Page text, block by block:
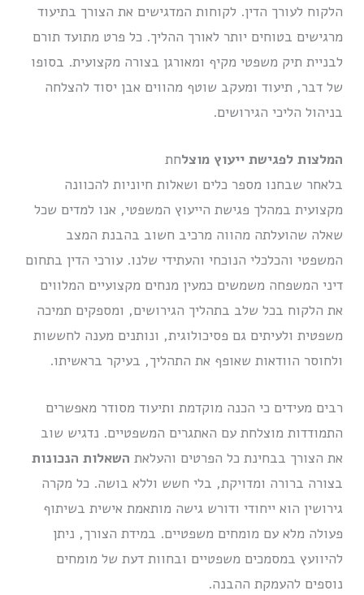
הלקוח לעורך הדין. לקוחות המדגישים את הצורך בתיעוד
מרגישים בטוחים יותר לאורך ההליך. כל פרט מתועד תורם
לבניית תיק משפטי מקיף ומאורגן בצורה מקצועית. בסופו
של דבר, תיעוד ומעקב שוטף מהווים אבן יסוד להצלחה
בניהול הליכי הגירושים.
המלצות לפגישת ייעוץ מוצלחת
בלאחר שבחנו מספר כלים ושאלות חיוניות להכוונה
מקצועית במהלך פגישת הייעוץ המשפטי, אנו למדים שכל
שאלה שהועלתה מהווה מרכיב חשוב בהבנת המצב
המשפטי והכלכלי הנוכחי והעתידי שלנו. עורכי הדין בתחום
דיני המשפחה משמשים כמעין מנחים מקצועיים המלווים
את הלקוח בכל שלב בתהליך הגירושים, ומספקים תמיכה
משפטית ולעיתים גם פסיכולוגית, ונותנים מענה לחששות
ולחוסר הוודאות שאופף את התהליך, בעיקר בראשיתו.
רבים מעידים כי הכנה מוקדמת ותיעוד מסודר מאפשרים
התמודדות מוצלחת עם האתגרים המשפטיים. נדגיש שוב
את הצורך בבחינת כל הפרטים והעלאת השאלות הנכונות
בצורה ברורה ומדויקת, בלי חשש וללא בושה. כל מקרה
גירושין הוא ייחודי ודורש גישה מותאמת אישית בשיתוף
פעולה מלא עם מומחים משפטיים. במידת הצורך, ניתן
להיוועץ במסמכים משפטיים ובחוות דעת של מומחים
נוספים להעמקת ההבנה.